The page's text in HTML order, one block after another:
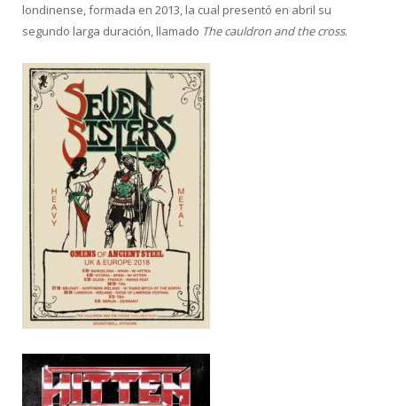
londinense, formada en 2013, la cual presentó en abril su
segundo larga duración, llamado The cauldron and the cross.